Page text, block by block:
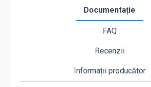
Documentație
FAQ
Recenzii
Informații producător